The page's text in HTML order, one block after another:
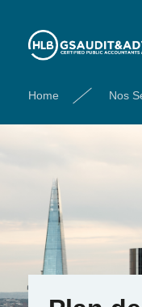
Home Nos